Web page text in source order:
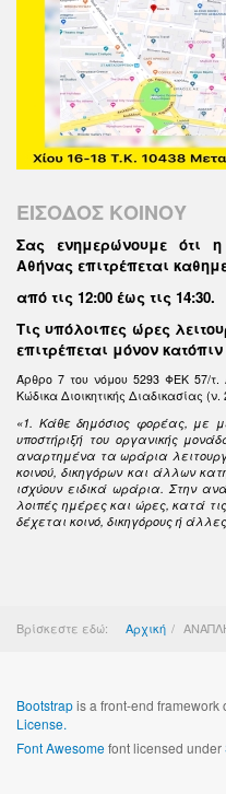
ΕΙΣΟΔΟΣ ΚΟΙΝΟΥ
Σας ενημερώνουμε ότι
Αθήνας επιτρέπεται
από τις 12:00 έως τις 14:30.
Τις υπόλοιπες ώρες
επιτρέπεται μόνον
Άρθρο 7 του νόμου 5293 ΦΕΚ 57/τ.
Κώδικα Διοικητικής Διαδικασίας (ν.
«1. Κάθε δημόσιος φορέας, με
υποστήριξή του οργανικής
αναρτημένα τα ωράρια
κοινού, δικηγόρων και άλλων
ισχύουν ειδικά ωράρια. Στην
λοιπές ημέρες και ώρες, κατά
δέχεται κοινό, δικηγόρους ή
Βρίσκεστε εδώ: Αρχική
Bootstrapis a front-end framework
License.
Font Awesomefont licensed under